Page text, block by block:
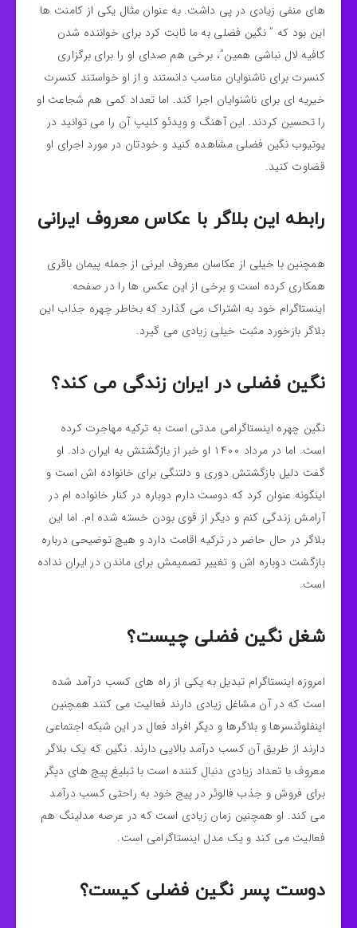
های منفی زیادی در پی داشت. به عنوان مثال یکی از کامنت ها
این بود که ” نگین فضلی به ما ثابت کرد برای خواننده شدن
کافیه لال نباشی همین”، برخی هم صدای او را برای برگزاری
کنسرت برای ناشنوایان مناسب دانستند و از او خواستند کنسرت
خیریه ای برای ناشنوایان اجرا کند. اما تعداد کمی هم شجاعت او
را تحسین کردند. این آهنگ و ویدئو کلیپ آن را می توانید در
یوتیوب نگین فضلی مشاهده کنید و خودتان در مورد اجرای او
قضاوت کنید.
رابطه این بلاگر با عکاس معروف ایرانی
همچنین با خیلی از عکاسان معروف ایرنی از جمله پیمان باقری
همکاری کرده است و برخی از این عکس ها را در صفحه
اینستاگرام خود به اشتراک می گذارد که بخاطر چهره جذاب این
بلاگر بازخورد مثبت خیلی زیادی می گیرد.
نگین فضلی در ایران زندگی می کند؟
نگین چهره اینستاگرامی مدتی است به ترکیه مهاجرت کرده
است. اما در مرداد ۱۴۰۰ او خبر از بازگشتش به ایران داد. او
گفت دلیل بازگشتش دوری و دلتنگی برای خانواده اش است و
اینگونه عنوان کرد که دوست دارم دوباره در کنار خانواده ام در
آرامش زندگی کنم و دیگر از قوی بودن خسته شده ام. اما این
بلاگر در حال حاضر در ترکیه اقامت دارد و هیچ توضیحی درباره
بازگشت دوباره اش و تغییر تصمیمش برای ماندن در ایران نداده
است.
شغل نگین فضلی چیست؟
امروزه اینستاگرام تبدیل به یکی از راه های کسب درآمد شده
است که در آن مشاغل زیادی دارند فعالیت می کنند همچنین
اینفلوئنسرها و بلاگرها و دیگر افراد فعال در این شبکه اجتماعی
دارند از طریق آن کسب درآمد بالایی دارند. نگین که یک بلاگر
معروف با تعداد زیادی دنبال کننده است با تبلیغ پیج های دیگر
برای فروش و جذب فالوئر در پیج خود به راحتی کسب درآمد
می کند. او همچنین زمان زیادی است که در عرصه مدلینگ هم
فعالیت می کند و یک مدل اینستاگرامی است.
دوست پسر نگین فضلی کیست؟